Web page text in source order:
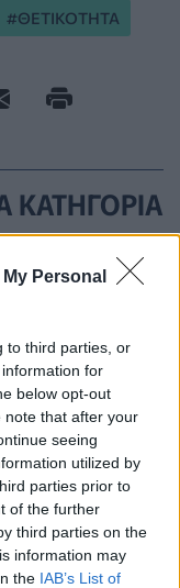
Personal
to third parties, or
for
below opt-out
note that after your
seeing
utilized by
parties prior to
of the further
third parties on the
information may
the IAB’s List of
ΘΕΤΙΚΟΤΗΤΑ
ΚΑΤΗΓΟΡΙΑ
χωρίς
- Γίνε